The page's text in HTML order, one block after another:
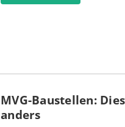
MVG-Baustellen:
anders